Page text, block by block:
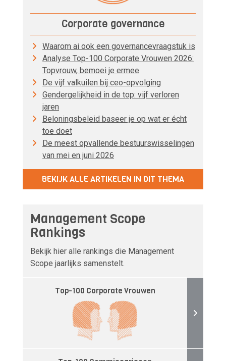
Corporate governance
Waarom ai ook een governancevraagstuk is
Analyse Top-100 Corporate Vrouwen 2026:
Topvrouw, bemoei je ermee
De vijf valkuilen bij ceo-opvolging
Gendergelijkheid in de top: vijf verloren
jaren
Beloningsbeleid baseer je op wat er écht
toe doet
De meest opvallende bestuurswisselingen
van mei en juni 2026
BEKIJK ALLE ARTIKELEN IN DIT THEMA
Management Scope
Rankings
Bekijk hier alle rankings die Management
Scope jaarlijks samenstelt.
Top-100 Corporate Vrouwen